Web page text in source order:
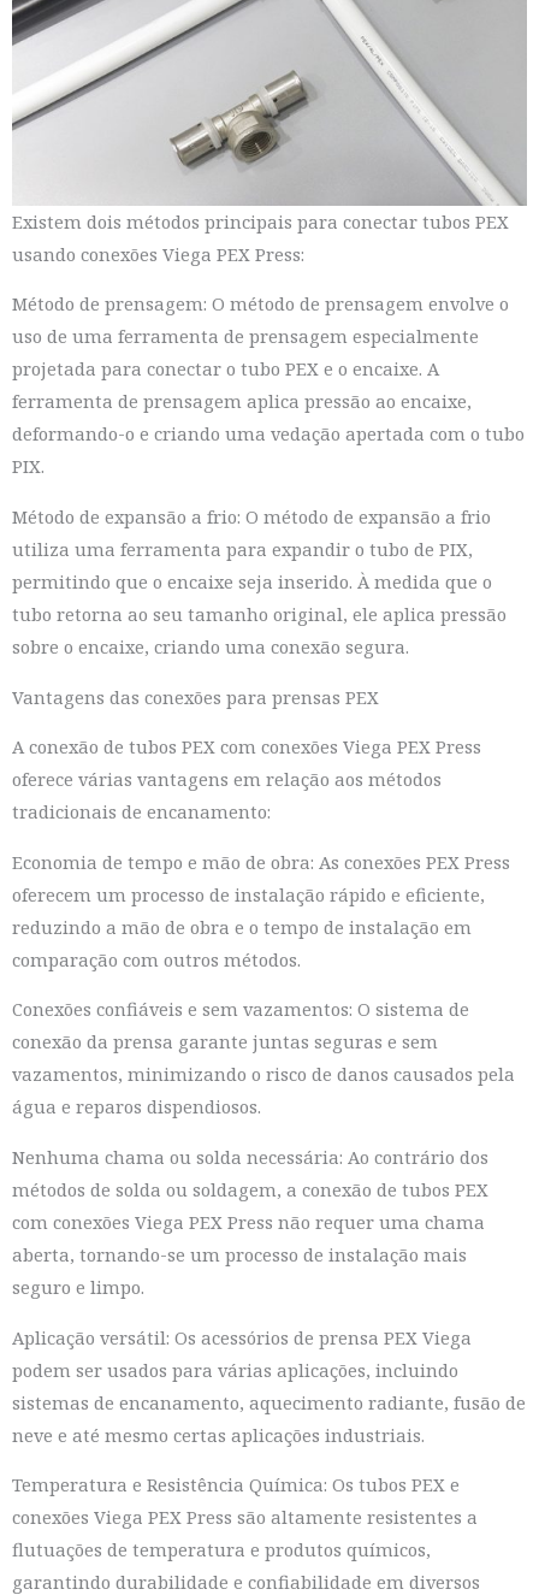
Existem dois métodos principais para conectar tubos PEX
usando conexões Viega PEX Press:
Método de prensagem: O método de prensagem envolve o
uso de uma ferramenta de prensagem especialmente
projetada para conectar o tubo PEX e o encaixe. A
ferramenta de prensagem aplica pressão ao encaixe,
deformando-o e criando uma vedação apertada com o tubo
PIX.
Método de expansão a frio: O método de expansão a frio
utiliza uma ferramenta para expandir o tubo de PIX,
permitindo que o encaixe seja inserido. À medida que o
tubo retorna ao seu tamanho original, ele aplica pressão
sobre o encaixe, criando uma conexão segura.
Vantagens das conexões para prensas PEX
A conexão de tubos PEX com conexões Viega PEX Press
oferece várias vantagens em relação aos métodos
tradicionais de encanamento:
Economia de tempo e mão de obra: As conexões PEX Press
oferecem um processo de instalação rápido e eficiente,
reduzindo a mão de obra e o tempo de instalação em
comparação com outros métodos.
Conexões confiáveis e sem vazamentos: O sistema de
conexão da prensa garante juntas seguras e sem
vazamentos, minimizando o risco de danos causados pela
água e reparos dispendiosos.
Nenhuma chama ou solda necessária: Ao contrário dos
métodos de solda ou soldagem, a conexão de tubos PEX
com conexões Viega PEX Press não requer uma chama
aberta, tornando-se um processo de instalação mais
seguro e limpo.
Aplicação versátil: Os acessórios de prensa PEX Viega
podem ser usados para várias aplicações, incluindo
sistemas de encanamento, aquecimento radiante, fusão de
neve e até mesmo certas aplicações industriais.
Temperatura e Resistência Química: Os tubos PEX e
conexões Viega PEX Press são altamente resistentes a
flutuações de temperatura e produtos químicos,
garantindo durabilidade e confiabilidade em diversos